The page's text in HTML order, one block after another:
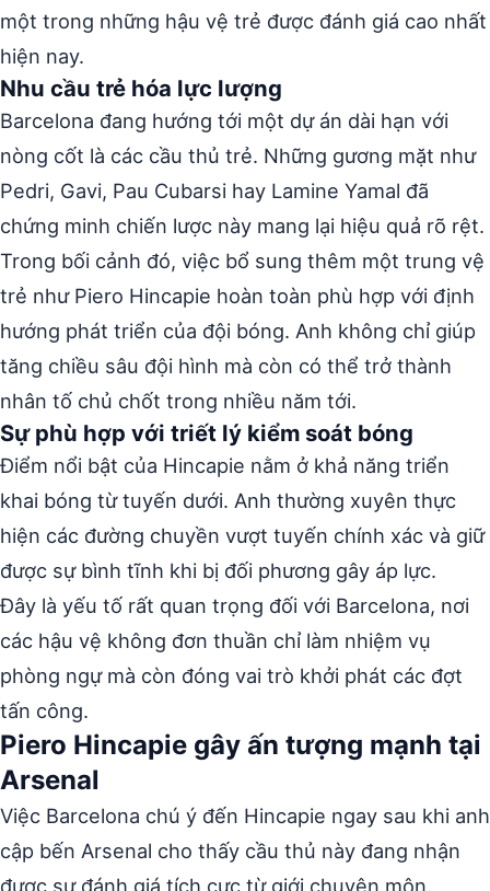
một trong những hậu vệ trẻ được đánh giá cao nhất
hiện nay.
Nhu cầu trẻ hóa lực lượng
Barcelona đang hướng tới một dự án dài hạn với
nòng cốt là các cầu thủ trẻ. Những gương mặt như
Pedri, Gavi, Pau Cubarsi hay Lamine Yamal đã
chứng minh chiến lược này mang lại hiệu quả rõ rệt.
Trong bối cảnh đó, việc bổ sung thêm một trung vệ
trẻ như Piero Hincapie hoàn toàn phù hợp với định
hướng phát triển của đội bóng. Anh không chỉ giúp
tăng chiều sâu đội hình mà còn có thể trở thành
nhân tố chủ chốt trong nhiều năm tới.
Sự phù hợp với triết lý kiểm soát bóng
Điểm nổi bật của Hincapie nằm ở khả năng triển
khai bóng từ tuyến dưới. Anh thường xuyên thực
hiện các đường chuyền vượt tuyến chính xác và giữ
được sự bình tĩnh khi bị đối phương gây áp lực.
Đây là yếu tố rất quan trọng đối với Barcelona, nơi
các hậu vệ không đơn thuần chỉ làm nhiệm vụ
phòng ngự mà còn đóng vai trò khởi phát các đợt
tấn công.
Piero Hincapie gây ấn tượng mạnh tại
Arsenal
Việc Barcelona chú ý đến Hincapie ngay sau khi anh
cập bến Arsenal cho thấy cầu thủ này đang nhận
được sự đánh giá tích cực từ giới chuyên môn.